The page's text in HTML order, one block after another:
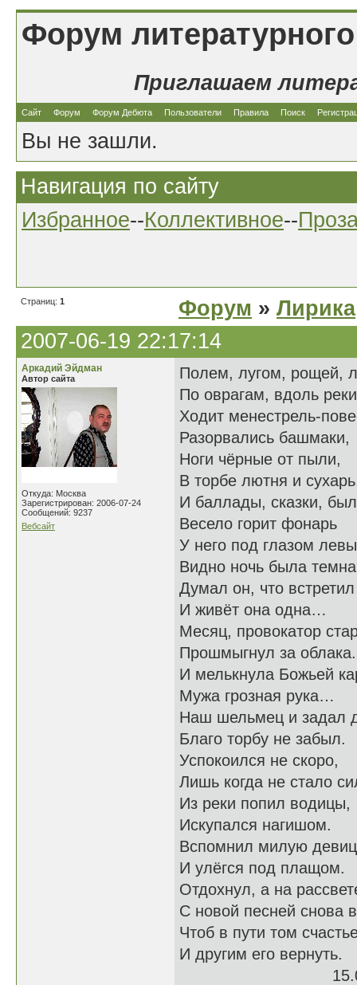
Форум
Приглашаем
Сайт Форум Форум Дебюта Пользователи Правила Поиск
Вы не зашли.
Навигация по сайту
Избранное--Коллективное--
Страниц: 1 Форум » Лирика
2007-06-19 22:17:14
Аркадий Эйдман
Автор сайта
Откуда: Москва
Зарегистрирован: 2006-07-24
Сообщений: 9237
Вебсайт
Полем, лугом, рощей,
По оврагам, вдоль реки
Ходит менестрель-
Разорвались башмаки,
Ноги чёрные от пыли,
В торбе лютня и
И баллады, сказки,
Весело горит фонарь
У него под глазом
Видно ночь была
Думал он, что
И живёт она одна…
Месяц, провокатор
Прошмыгнул за облака.
И мелькнула Божьей
Мужа грозная рука…
Наш шельмец и задал
Благо торбу не забыл.
Успокоился не скоро,
Лишь когда не стало
Из реки попил водицы,
Искупался нагишом.
Вспомнил милую
И улёгся под плащом.
Отдохнул, а на
С новой песней снова
Чтоб в пути том
И другим его вернуть.